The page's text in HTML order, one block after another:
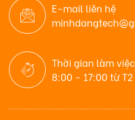
E-mail liên hệ
Thời gian làm việc
8:00 - 17:00 từ